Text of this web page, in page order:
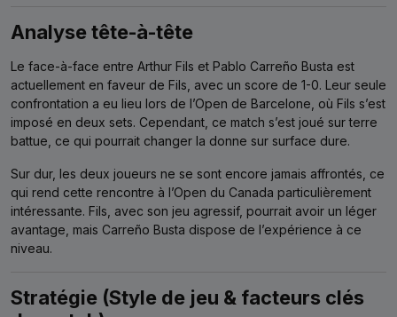
Analyse tête-à-tête
Le face-à-face entre Arthur Fils et Pablo Carreño Busta est
actuellement en faveur de Fils, avec un score de 1-0. Leur seule
confrontation a eu lieu lors de l’Open de Barcelone, où Fils s’est
imposé en deux sets. Cependant, ce match s’est joué sur terre
battue, ce qui pourrait changer la donne sur surface dure.
Sur dur, les deux joueurs ne se sont encore jamais affrontés, ce
qui rend cette rencontre à l’Open du Canada particulièrement
intéressante. Fils, avec son jeu agressif, pourrait avoir un léger
avantage, mais Carreño Busta dispose de l’expérience à ce
niveau.
Stratégie (Style de jeu & facteurs clés